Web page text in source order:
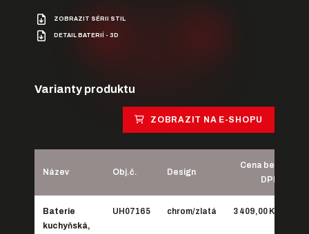
ZOBRAZIT SÉRII STIL
DETAIL BATERIÍ - 3D
Varianty produktu
ZOBRAZIT NA E-SHOPU
Název Obj.č. Design
Cena bez
DPH
Baterie
kuchyňská,
UH07165 chrom/zlatá 3 409,00 Kč